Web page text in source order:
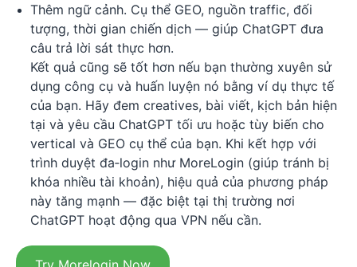
Thêm ngữ cảnh. Cụ thể GEO, nguồn traffic, đối
tượng, thời gian chiến dịch — giúp ChatGPT đưa
câu trả lời sát thực hơn.
Kết quả cũng sẽ tốt hơn nếu bạn thường xuyên sử
dụng công cụ và huấn luyện nó bằng ví dụ thực tế
của bạn. Hãy đem creatives, bài viết, kịch bản hiện
tại và yêu cầu ChatGPT tối ưu hoặc tùy biến cho
vertical và GEO cụ thể của bạn. Khi kết hợp với
trình duyệt đa‑login như MoreLogin (giúp tránh bị
khóa nhiều tài khoản), hiệu quả của phương pháp
này tăng mạnh — đặc biệt tại thị trường nơi
ChatGPT hoạt động qua VPN nếu cần.